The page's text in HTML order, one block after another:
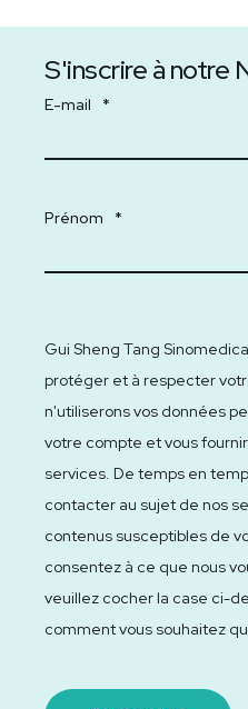
S'inscrire à notre
E-mail *
Prénom *
Gui Sheng Tang
protéger et à respecter
n'utiliserons vos données
votre compte et vous
services. De temps en
contacter au sujet de nos
contenus susceptibles de
consentez à ce que nous
veuillez cocher la case ci-
comment vous souhaitez